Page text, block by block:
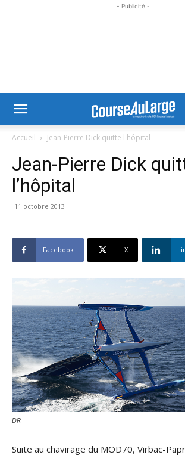
- Publicité -
Accueil Jean-Pierre Dick quitte l'hôpital
Jean-Pierre Dick
l’hôpital
11 octobre 2013
Facebook X
DR
Suite au chavirage du MOD70, Virbac-